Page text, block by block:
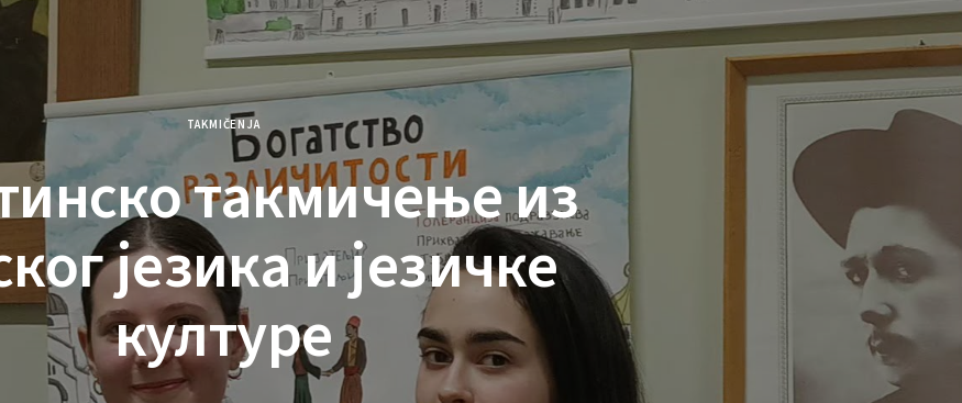
TAKMIČENJA
такмичење из
језика и језичке
културе